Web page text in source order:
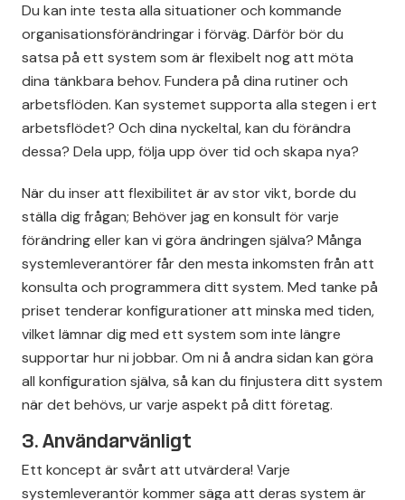
Du kan inte testa alla situationer och kommande
organisationsförändringar i förväg. Därför bör du
satsa på ett system som är flexibelt nog att möta
dina tänkbara behov. Fundera på dina rutiner och
arbetsflöden. Kan systemet supporta alla stegen i ert
arbetsflödet? Och dina nyckeltal, kan du förändra
dessa? Dela upp, följa upp över tid och skapa nya?
När du inser att flexibilitet är av stor vikt, borde du
ställa dig frågan; Behöver jag en konsult för varje
förändring eller kan vi göra ändringen själva? Många
systemleverantörer får den mesta inkomsten från att
konsulta och programmera ditt system. Med tanke på
priset tenderar konfigurationer att minska med tiden,
vilket lämnar dig med ett system som inte längre
supportar hur ni jobbar. Om ni å andra sidan kan göra
all konfiguration själva, så kan du finjustera ditt system
när det behövs, ur varje aspekt på ditt företag.
3. Användarvänligt
Ett koncept är svårt att utvärdera! Varje
systemleverantör kommer säga att deras system är